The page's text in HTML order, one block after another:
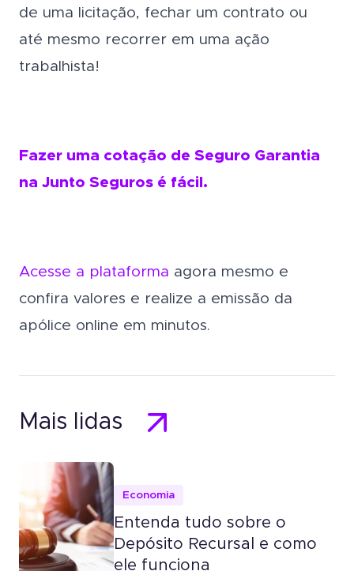
de uma licitação, fechar um contrato ou
até mesmo recorrer em uma ação
trabalhista!
Fazer uma cotação de Seguro Garantia
na Junto Seguros é fácil.
Acesse a plataforma agora mesmo e
confira valores e realize a emissão da
apólice online em minutos.
Mais lidas
Economia
Entenda tudo sobre o
Depósito Recursal e como
ele funciona